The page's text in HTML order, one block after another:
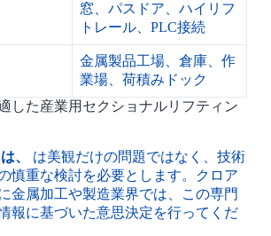
窓、パスドア、ハイリフ
トレール、PLC接続
金属製品工場、倉庫、作
業場、荷積みドック
した産業用セクショナルリフティン
、
は美観だけの問題ではなく、技術
慎重な検討を必要とします。クロア
金属加工や製造業界では、この専門
報に基づいた意思決定を行ってくだ